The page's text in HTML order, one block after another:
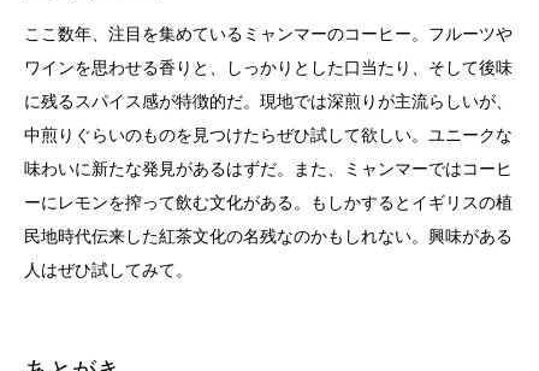
ここ数年、注目を集めているミャンマーのコーヒー。フルーツや
ワインを思わせる香りと、しっかりとした口当たり、そして後味
に残るスパイス感が特徴的だ。現地では深煎りが主流らしいが、
中煎りぐらいのものを見つけたらぜひ試して欲しい。ユニークな
味わいに新たな発見があるはずだ。また、ミャンマーではコーヒ
ーにレモンを搾って飲む文化がある。もしかするとイギリスの植
民地時代伝来した紅茶文化の名残なのかもしれない。興味がある
人はぜひ試してみて。